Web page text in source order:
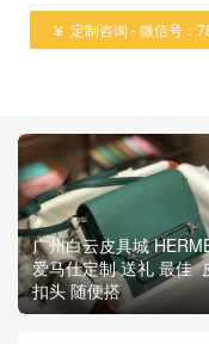
 定制咨询 - 微信号：
广州白云皮具城
爱马仕定制 送礼 最佳
扣头 随便搭